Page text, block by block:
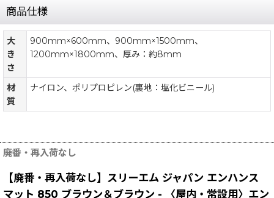
商品仕様
大
き
さ
900mm×600mm、900mm×1500mm、
1200mm×1800mm、厚み：約8mm
材
質
ナイロン、ポリプロピレン(裏地：塩化ビニール)
廃番・再入荷なし
【廃番・再入荷なし】スリーエム ジャパン エンハンス
マット 850 ブラウン＆ブラウン - 〈屋内・常設用〉エン